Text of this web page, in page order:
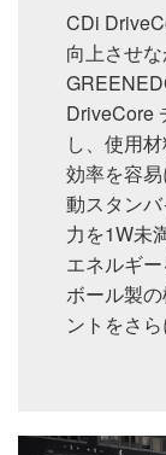
CDi
向上させ
DriveCore
し、使用
効率を容
動スタン
力を1W未
エネルギ
ボール製
ントをさら